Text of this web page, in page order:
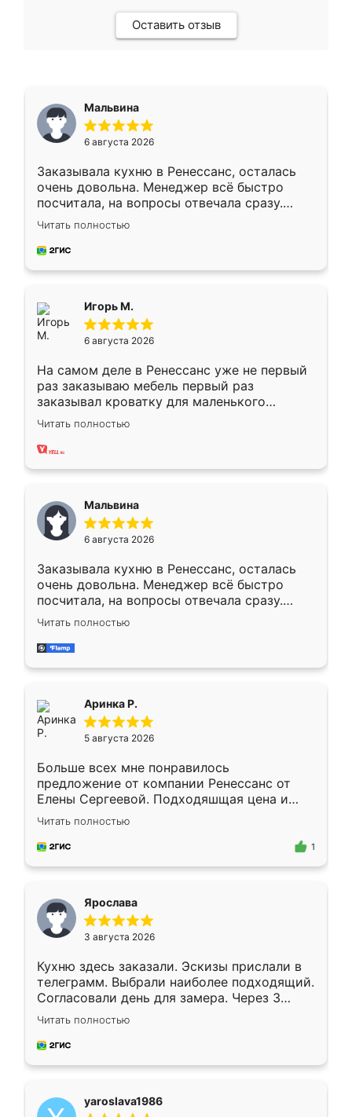
Оставить отзыв
Мальвина
6 августа 2026
Заказывала кухню в Ренессанс, осталась
очень довольна. Менеджер всё быстро
посчитала, на вопросы отвечала сразу.
Замерщик приехал в субботу, подошёл к
делу со всей ответственностью. Собрали
за день, ребята работали аккуратно, даже
Читать полностью
Игорь М.
6 августа 2026
На самом деле в Ренессанс уже не первый
раз заказываю мебель первый раз
заказывал кроватку для маленького
ребёнка при его рождении ,во второй раз
заказал шкаф-купе. По качеству очень
хорошее сборка достаточно быстрая,
меньше, здесь же он более разнообразный.
Мне нравится ,если что-то потребуется из
мебели буду заказывать только здесь.
Читать полностью
Мальвина
6 августа 2026
Заказывала кухню в Ренессанс, осталась
очень довольна. Менеджер всё быстро
посчитала, на вопросы отвечала сразу.
Замерщик приехал в субботу, подошёл к
делу со всей ответственностью. Собрали
за день, ребята работали аккуратно, даже
Читать полностью
Аринка Р.
5 августа 2026
Больше всех мне понравилось
предложение от компании Ренессанс от
Елены Сергеевой. Подходяшщая цена и
короткие сроки изготовления. Приехавший
для замера сотрудник Владислав
предложил по моему эскизу самый
Читать полностью
1
Ярослава
3 августа 2026
Кухню здесь заказали. Эскизы прислали в
телеграмм. Выбрали наиболее подходящий.
Согласовали день для замера. Через 3
недели кухня была уже готова. Остались
довольны работой. Спасибо Ренессанс
мебель за качественную работу!
Читать полностью
yaroslava1986